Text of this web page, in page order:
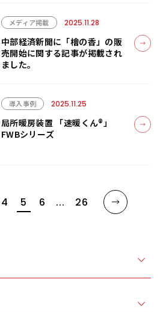
メディア掲載 2025.11.28
中部経済新聞に「檜の香」の販
売開始に関する記事が掲載され
ました。
導入事例 2025.11.25
局所暖房装置 「速暖くん®」
FWBシリーズ
4 5 6 ... 26